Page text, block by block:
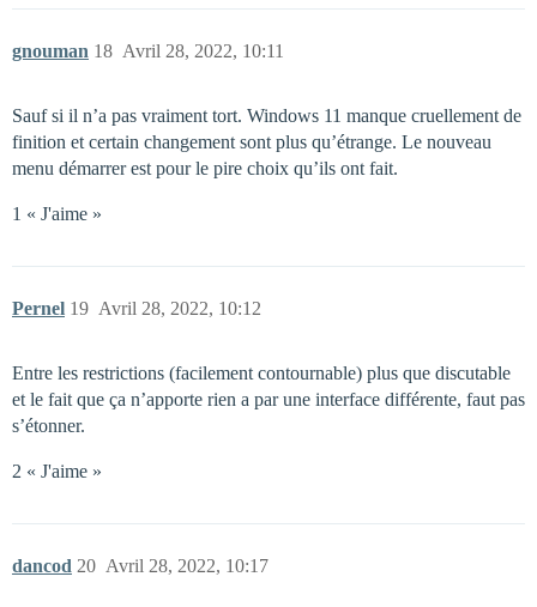
gnouman Avril 28, 2022, 10:11
18
Sauf si il n’a pas vraiment tort. Windows 11 manque cruellement de
finition et certain changement sont plus qu’étrange. Le nouveau
menu démarrer est pour le pire choix qu’ils ont fait.
1 « J'aime »
Pernel Avril 28, 2022, 10:12
19
Entre les restrictions (facilement contournable) plus que discutable
et le fait que ça n’apporte rien a par une interface différente, faut pas
s’étonner.
2 « J'aime »
dancod Avril 28, 2022, 10:17
20